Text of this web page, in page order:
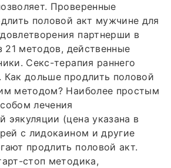
Проверенные
половой акт мужчине для
партнерши в
21 методов, действенные
Секс-терапия раннего
Как дольше продлить половой
методом? Наиболее простым
лечения
эякуляции (цена указана в
с лидокаином и другие
продлить половой акт.
стоп методика,